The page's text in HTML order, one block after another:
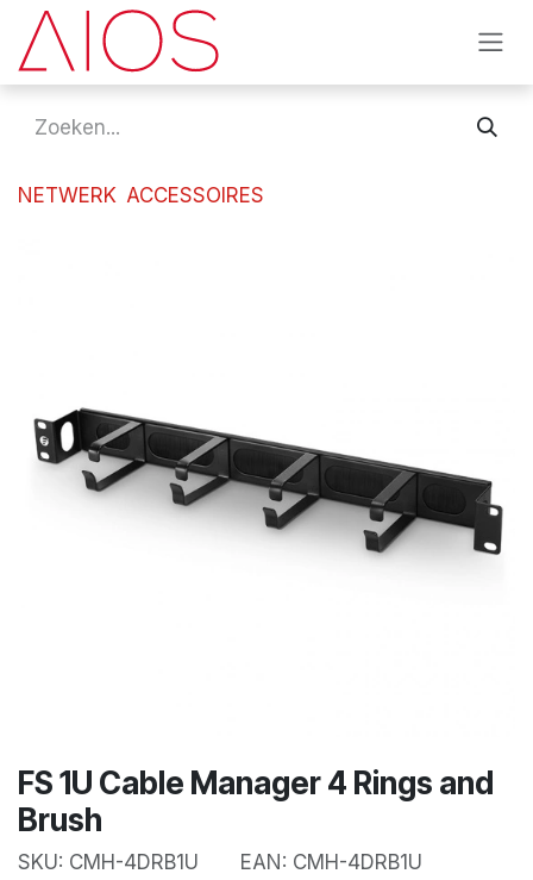
Overslaan naar inhoud
NETWERK ACCESSOIRES
FS 1U Cable Manager 4 Rings and
Brush
SKU: CMH-4DRB1U EAN: CMH-4DRB1U